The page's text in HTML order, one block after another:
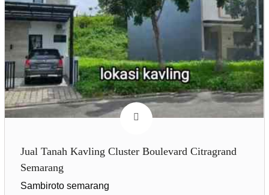
Jual Tanah Kavling Cluster Boulevard Citragrand
Semarang
Sambiroto semarang